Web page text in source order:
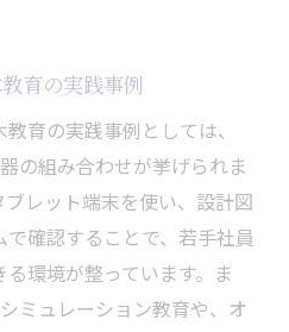
育の実践事例
育の実践事例としては、
の組み合わせが挙げられま
レット端末を使い、設計図
確認することで、若手社員
環境が整っています。ま
ミュレーション教育や、オ